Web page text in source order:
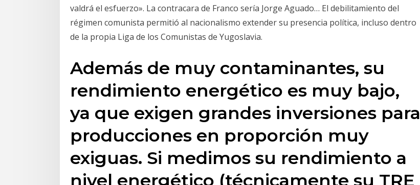
valdrá el esfuerzo». La contracara de Franco sería Jorge Aguado… El debilitamiento del
régimen comunista permitió al nacionalismo extender su presencia política, incluso dentro
de la propia Liga de los Comunistas de Yugoslavia.
Además de muy contaminantes, su
rendimiento energético es muy bajo,
ya que exigen grandes inversiones para
producciones en proporción muy
exiguas. Si medimos su rendimiento a
nivel energético (técnicamente su TRE